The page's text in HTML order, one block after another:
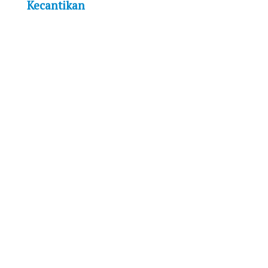
Kecantikan